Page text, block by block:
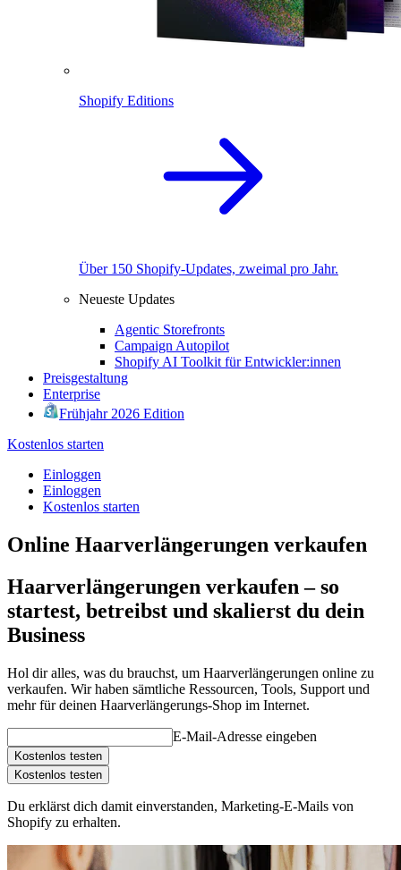
Shopify Editions
Über 150 Shopify-Updates, zweimal pro Jahr.
Neueste Updates
Agentic Storefronts
Campaign Autopilot
Shopify AI Toolkit für Entwickler:innen
Preisgestaltung
Enterprise
Frühjahr 2026 Edition
Kostenlos starten
Einloggen
Einloggen
Kostenlos starten
Online Haarverlängerungen verkaufen
Haarverlängerungen verkaufen – so
startest, betreibst und skalierst du dein
Business
Hol dir alles, was du brauchst, um Haarverlängerungen online zu
verkaufen. Wir haben sämtliche Ressourcen, Tools, Support und
mehr für deinen Haarverlängerungs-Shop im Internet.
E-Mail-Adresse eingeben
Kostenlos testen
Kostenlos testen
Du erklärst dich damit einverstanden, Marketing-E-Mails von
Shopify zu erhalten.